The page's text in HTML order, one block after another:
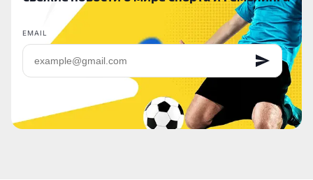
EMAIL